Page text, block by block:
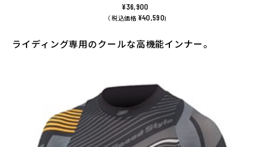
¥36,900
（ 税込価格 ¥40,590)
ライディング専用のクールな高機能インナー。